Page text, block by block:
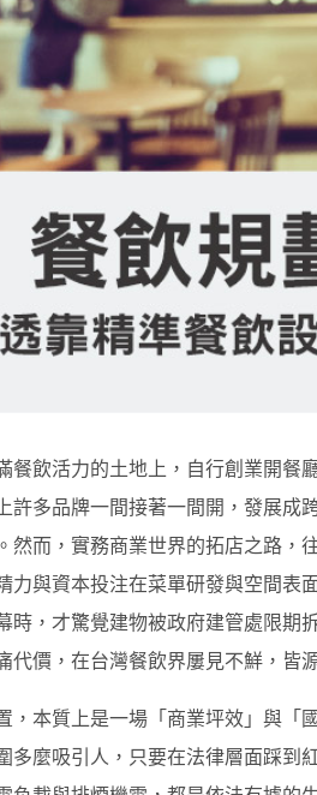
餐飲活力的土地上，自行創業開餐
許多品牌一間接著一間開，發展成
然而，實務商業世界的拓店之路
力與資本投注在菜單研發與空間表
時，才驚覺建物被政府建管處限期
代價，在台灣餐飲界屢見不鮮，皆
，本質上是一場「商業坪效」與「
多麼吸引人，只要在法律層面踩到